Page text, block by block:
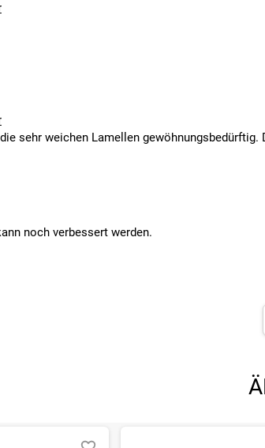
sehr weichen Lamellen
noch verbessert werden.